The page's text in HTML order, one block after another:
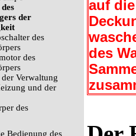
der
des
des
Verwaltung
und der
des
Bedienung des
auf
des